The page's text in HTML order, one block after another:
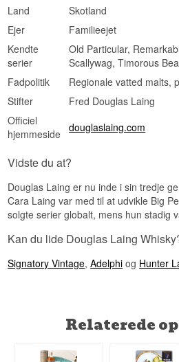
Lyt til vores podcast:
Land
Skotland
Ejer
Familieejet
Kendte
serier
Old Particular,
Scallywag, Timorous
Fadpolitik
Regionale vatted malts,
Stifter
Fred Douglas Laing
Officiel
hjemmeside
douglaslaing.com
Vidste du at?
Douglas Laing er nu inde i sin tredje
Cara Laing var med til at udvikle Big
solgte serier globalt, mens hun stadig
Kan du lide Douglas Laing
Signatory Vintage,Adelphi og Hunter
Relaterede